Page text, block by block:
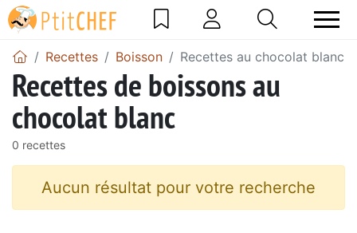
Recettes Boisson Recettes au chocolat blanc
Recettes de boissons au
chocolat blanc
0 recettes
Aucun résultat pour votre recherche